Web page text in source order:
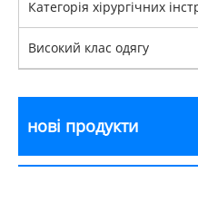
Категорія хірургічних
Високий клас одягу
нові продукти